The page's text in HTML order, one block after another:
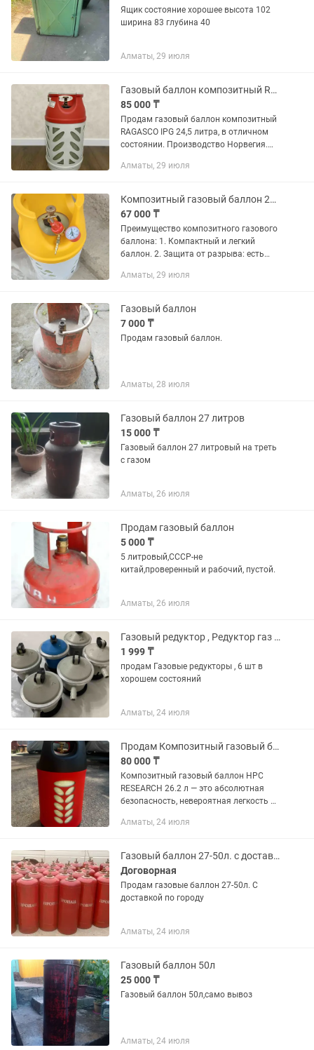
Ящик состояние хорошее высота 102
ширина 83 глубина 40
Алматы, 29 июля
Газовый баллон композитный RAGASCO IPG 24,5 литра
85 000 ₸
Продам газовый баллон композитный
RAGASCO IPG 24,5 литра, в отличном
состоянии. Производство Норвегия.
мм Рабочее Давление: 20 Бар Рабочая
Алматы, 29 июля
Композитный газовый баллон 26 литров
67 000 ₸
Преимущество композитного газового
баллона: 1. Компактный и легкий
баллон. 2. Защита от разрыва: есть
срабатывает при превышении
Алматы, 29 июля
Газовый баллон
7 000 ₸
Продам газовый баллон.
Алматы, 28 июля
Газовый баллон 27 литров
15 000 ₸
Газовый баллон 27 литровый на треть
с газом
Алматы, 26 июля
Продам газовый баллон
5 000 ₸
5 литровый,СССР-не
китай,проверенный и рабочий, пустой.
Алматы, 26 июля
Газовый редуктор , Редуктор газ баллон
1 999 ₸
продам Газовые редукторы , 6 шт в
хорошем состояний
Алматы, 24 июля
Продам Композитный газовый баллон HPC RESEARCH 26.2 л
80 000 ₸
Композитный газовый баллон HPC
RESEARCH 26.2 л — это абсолютная
безопасность, невероятная легкость и
тяжелых металлических баллонов,
Алматы, 24 июля
Газовый баллон 27-50л. с доставкой по городу
Договорная
Продам газовые баллон 27-50л. С
доставкой по городу
Алматы, 24 июля
Газовый баллон 50л
25 000 ₸
Газовый баллон 50л,само вывоз
Алматы, 24 июля